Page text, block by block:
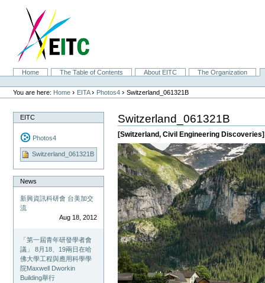
navigation
SectionsHome The Table of Contents About EITC
The Organization
Personal
tools
You are here: Home › EITA › Photos4 ›Switzerland_061321B
EITC
Photos4
Switzerland_061321B
News
新興資訊科研會 台美加交
流
Aug 18, 2012
「第一屆青年研發學者會
議」 8月18、19兩日在哈
佛大學工程與應用科學學
院Maxwell Dworkin
Building舉行
Switzerland_061321B
[Switzerland, Civil Engineering Discoveries]